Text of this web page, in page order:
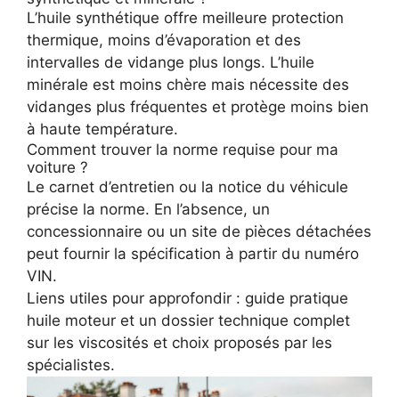
L’huile synthétique offre meilleure protection
thermique, moins d’évaporation et des
intervalles de vidange plus longs. L’huile
minérale est moins chère mais nécessite des
vidanges plus fréquentes et protège moins bien
à haute température.
Comment trouver la norme requise pour ma
voiture ?
Le carnet d’entretien ou la notice du véhicule
précise la norme. En l’absence, un
concessionnaire ou un site de pièces détachées
peut fournir la spécification à partir du numéro
VIN.
Liens utiles pour approfondir : guide pratique
huile moteur et un dossier technique complet
sur les viscosités et choix proposés par les
spécialistes.